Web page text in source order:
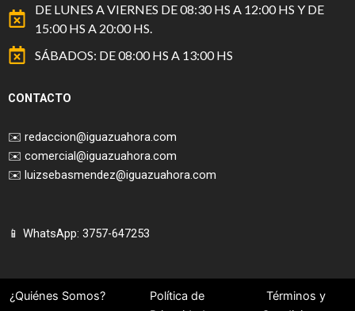
DE LUNES A VIERNES DE 08:30 HS A 12:00 HS Y DE
15:00 HS A 20:00 HS.
SÁBADOS: DE 08:00 HS A 13:00 HS
CONTACTO
✉️ redaccion@iguazuahora.com
✉️ comercial@iguazuahora.com
✉️ luizsebasmendez@iguazuahora.com
📱 WhatsApp: 3757-647253
¿Quiénes Somos?
Política de
Términos y